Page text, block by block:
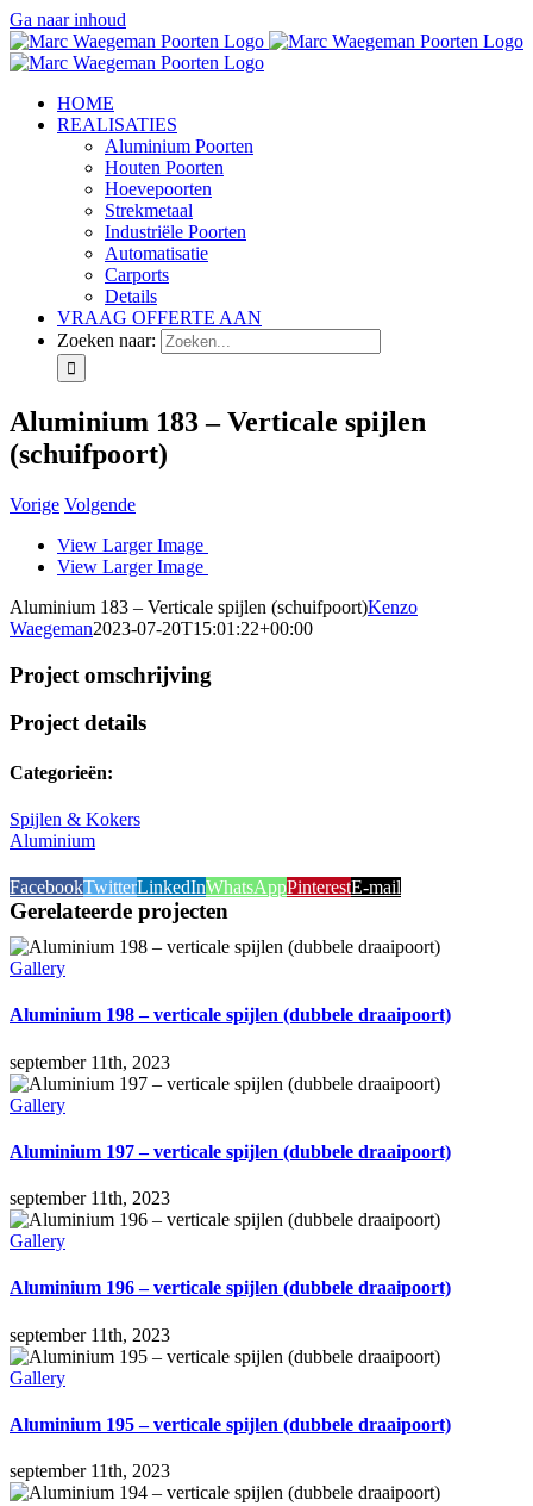
Ga naar inhoud
HOME
REALISATIES
Aluminium Poorten
Houten Poorten
Hoevepoorten
Strekmetaal
Industriële Poorten
Automatisatie
Carports
Details
VRAAG OFFERTE AAN
Zoeken naar:
Aluminium 183 – Verticale spijlen
(schuifpoort)
Vorige Volgende
View Larger Image
View Larger Image
Aluminium 183 – Verticale spijlen (schuifpoort)Kenzo
Waegeman2023-07-20T15:01:22+00:00
Project omschrijving
Project details
Categorieën:
Spijlen & Kokers
Aluminium
FacebookTwitterLinkedInWhatsAppPinterestE-mail
Gerelateerde projecten
Gallery
Aluminium 198 – verticale spijlen (dubbele draaipoort)
september 11th, 2023
Gallery
Aluminium 197 – verticale spijlen (dubbele draaipoort)
september 11th, 2023
Gallery
Aluminium 196 – verticale spijlen (dubbele draaipoort)
september 11th, 2023
Gallery
Aluminium 195 – verticale spijlen (dubbele draaipoort)
september 11th, 2023